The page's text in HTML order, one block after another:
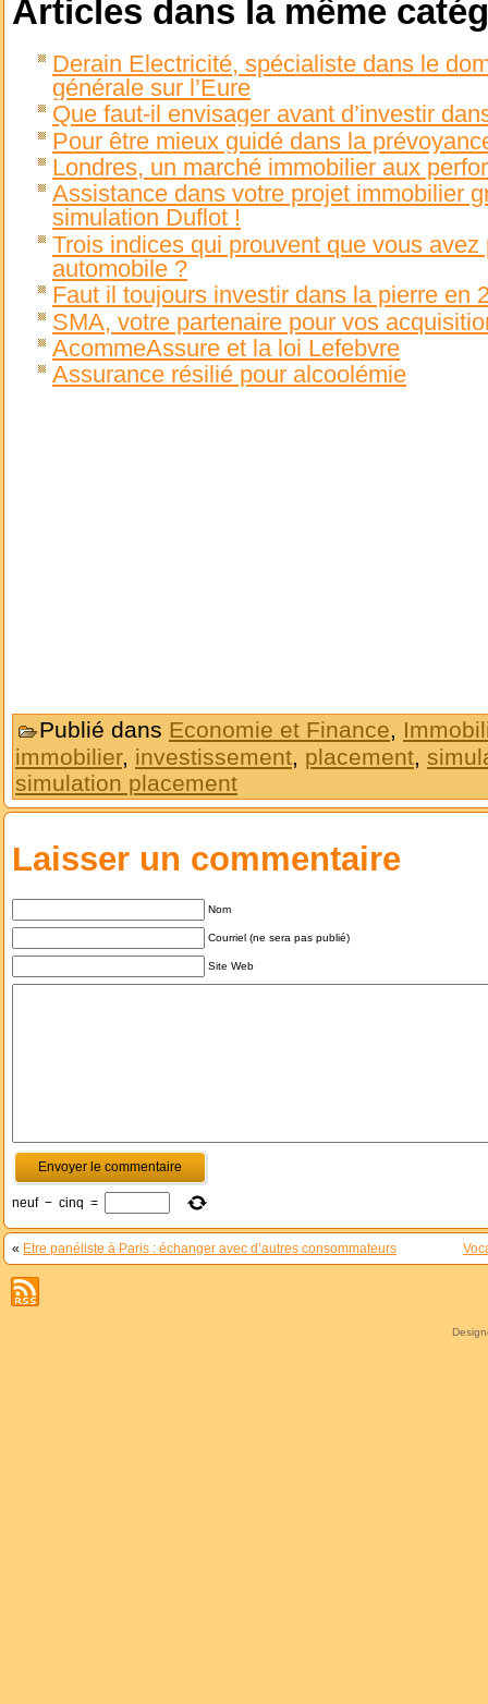
Articles dans la même
Derain Electricité, spécialiste dans le
générale sur l’Eure
Que faut-il envisager avant d’investir
Pour être mieux guidé dans la
Londres, un marché immobilier aux
Assistance dans votre projet immobilier
simulation Duflot !
Trois indices qui prouvent que vous
automobile ?
Faut il toujours investir dans la pierre en
SMA, votre partenaire pour vos
AcommeAssure et la loi Lefebvre
Assurance résilié pour alcoolémie
Publié dans Economie et Finance,
immobilier, investissement, placement,
simulation placement
Laisser un commentaire
Nom
Courriel (ne sera pas publié)
Site Web
neuf − cinq =
« Etre panéliste à Paris : échanger avec d’autres consommateurs